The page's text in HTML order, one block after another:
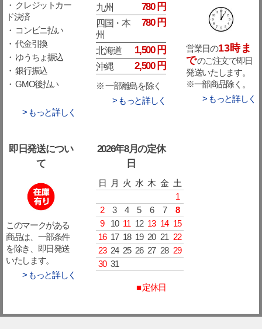
・ クレジットカー
ド決済
・ コンビニ払い
・ 代金引換
・ ゆうちょ振込
・ 銀行振込
・ GMO後払い
> もっと詳しく
九州 780 円
四国・本
州
780 円
北海道 1,500 円
沖縄 2,500 円
※ 一部離島を除く
> もっと詳しく
営業日の13時ま
でのご注文で即日
発送いたします。
※一部商品除く。
> もっと詳しく
即日発送につい
て
このマークがある
商品は、一部条件
を除き、即日発送
いたします。
> もっと詳しく
2026年8月の定休
日
日 月 火 水 木 金 土
1
2
3 4 5 6 7
8
9
10 11 12 13 14 15
16 17 18 19 20 21 22
23 24 25 26 27 28 29
30 31
■ 定休日